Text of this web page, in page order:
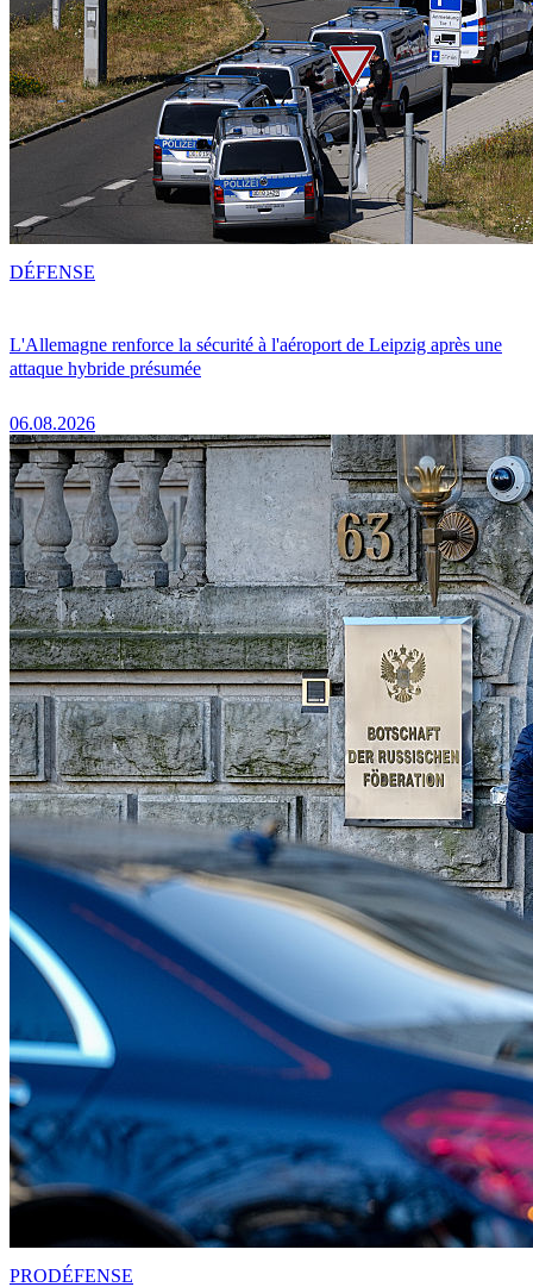
L'Allemagne renforce la sécurité à l'aéroport de Leipzig après une
attaque hybride présumée
06.08.2026
DÉFENSE
PRODÉFENSE